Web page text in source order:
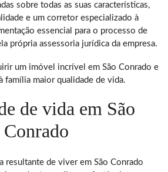
sobre todas as suas características,
e um corretor especializado à
essencial para o processo de
própria assessoria jurídica da empresa.
um imóvel incrível em São Conrado e
família maior qualidade de vida.
de vida em São
Conrado
resultante de viver em São Conrado